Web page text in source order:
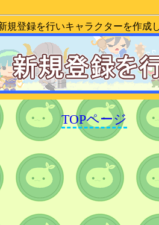
規登録を行いキャラクターを作成
TOPページ